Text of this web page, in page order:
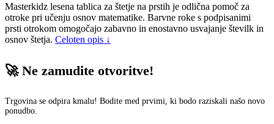
Masterkidz lesena tablica za štetje na prstih je odlična pomoč za
otroke pri učenju osnov matematike. Barvne roke s podpisanimi
prsti otrokom omogočajo zabavno in enostavno usvajanje številk in
osnov štetja. Celoten opis ↓
🚀 Ne zamudite otvoritve!
Trgovina se odpira kmalu! Bodite med prvimi, ki bodo raziskali našo novo
ponudbo.